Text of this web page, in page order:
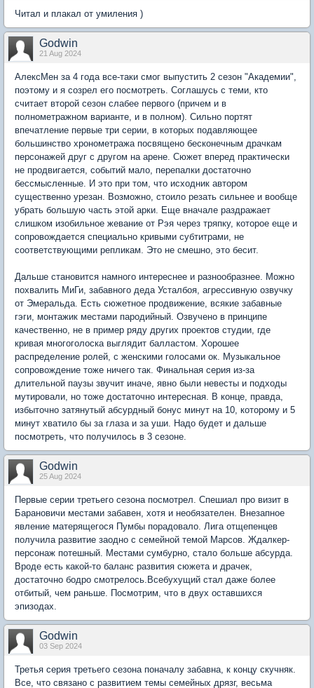
Читал и плакал от умиления )
Godwin
21 Aug 2024
АлексМен за 4 года все-таки смог выпустить 2 сезон "Академии",
поэтому и я созрел его посмотреть. Соглашусь с теми, кто
считает второй сезон слабее первого (причем и в
полнометражном варианте, и в полном). Сильно портят
впечатление первые три серии, в которых подавляющее
большинство хронометража посвящено бесконечным драчкам
персонажей друг с другом на арене. Сюжет вперед практически
не продвигается, событий мало, перепалки достаточно
бессмысленные. И это при том, что исходник автором
существенно урезан. Возможно, стоило резать сильнее и вообще
убрать большую часть этой арки. Еще вначале раздражает
слишком изобильное жевание от Рэя через тряпку, которое еще и
сопровождается специально кривыми субтитрами, не
соответствующими репликам. Это не смешно, это бесит.
Дальше становится намного интереснее и разнообразнее. Можно
похвалить МиГи, забавного деда Усталбоя, агрессивную озвучку
от Эмеральда. Есть сюжетное продвижение, всякие забавные
гэги, монтажик местами пародийный. Озвучено в принципе
качественно, не в пример ряду других проектов студии, где
кривая многоголоска выглядит балластом. Хорошее
распределение ролей, с женскими голосами ок. Музыкальное
сопровождение тоже ничего так. Финальная серия из-за
длительной паузы звучит иначе, явно были невесты и подходы
мутировали, но тоже достаточно интересная. В конце, правда,
избыточно затянутый абсурдный бонус минут на 10, которому и 5
минут хватило бы за глаза и за уши. Надо будет и дальше
посмотреть, что получилось в 3 сезоне.
Godwin
25 Aug 2024
Первые серии третьего сезона посмотрел. Спешиал про визит в
Барановичи местами забавен, хотя и необязателен. Внезапное
явление матерящегося Пумбы порадовало. Лига отщепенцев
получила развитие заодно с семейной темой Марсов. Ждалкер-
персонаж потешный. Местами сумбурно, стало больше абсурда.
Вроде есть какой-то баланс развития сюжета и драчек,
достаточно бодро смотрелось.Всебухущий стал даже более
отбитый, чем раньше. Посмотрим, что в двух оставшихся
эпизодах.
Godwin
03 Sep 2024
Третья серия третьего сезона поначалу забавна, к концу скучняк.
Все, что связано с развитием темы семейных дрязг, весьма